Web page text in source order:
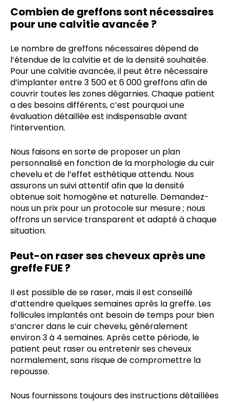
Combien de greffons sont nécessaires
pour une calvitie avancée ?
Le nombre de greffons nécessaires dépend de
l’étendue de la calvitie et de la densité souhaitée.
Pour une calvitie avancée, il peut être nécessaire
d’implanter entre 3 500 et 6 000 greffons afin de
couvrir toutes les zones dégarnies. Chaque patient
a des besoins différents, c’est pourquoi une
évaluation détaillée est indispensable avant
l’intervention.
Nous faisons en sorte de proposer un plan
personnalisé en fonction de la morphologie du cuir
chevelu et de l’effet esthétique attendu. Nous
assurons un suivi attentif afin que la densité
obtenue soit homogène et naturelle. Demandez-
nous un prix pour un protocole sur mesure ; nous
offrons un service transparent et adapté à chaque
situation.
Peut-on raser ses cheveux après une
greffe FUE ?
Il est possible de se raser, mais il est conseillé
d’attendre quelques semaines après la greffe. Les
follicules implantés ont besoin de temps pour bien
s’ancrer dans le cuir chevelu, généralement
environ 3 à 4 semaines. Après cette période, le
patient peut raser ou entretenir ses cheveux
normalement, sans risque de compromettre la
repousse.
Nous fournissons toujours des instructions détaillées